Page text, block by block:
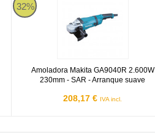
32%
Amoladora Makita GA9040R 2.600W
230mm - SAR - Arranque suave
208,17 € IVA incl.